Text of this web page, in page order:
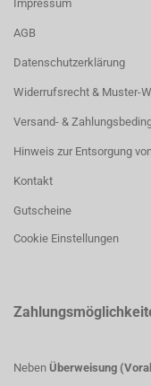
Impressum
AGB
Datenschutzerklärung
Widerrufsrecht & Muster-
Versand- &
Hinweis zur Entsorgung
Kontakt
Gutscheine
Cookie Einstellungen
Neben Überweisung